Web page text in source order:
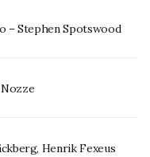
– Stephen Spotswood
Henrik Fexeus